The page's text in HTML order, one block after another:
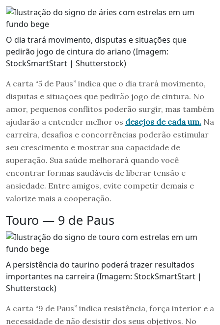
O dia trará movimento, disputas e situações que
pedirão jogo de cintura do ariano (Imagem:
StockSmartStart | Shutterstock)
A carta “5 de Paus” indica que o dia trará movimento,
disputas e situações que pedirão jogo de cintura. No
amor, pequenos conflitos poderão surgir, mas também
ajudarão a entender melhor os desejos de cada um. Na
carreira, desafios e concorrências poderão estimular
seu crescimento e mostrar sua capacidade de
superação. Sua saúde melhorará quando você
encontrar formas saudáveis de liberar tensão e
ansiedade. Entre amigos, evite competir demais e
valorize mais a cooperação.
Touro — 9 de Paus
A persistência do taurino poderá trazer resultados
importantes na carreira (Imagem: StockSmartStart |
Shutterstock)
A carta “9 de Paus” indica resistência, força interior e a
necessidade de não desistir dos seus objetivos. No